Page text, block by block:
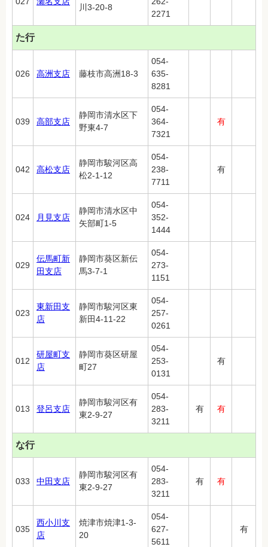
川3-20-8
2271
た行
026 高洲支店 藤枝市高洲18-3
054-
635-
8281
039 高部支店
静岡市清水区下
野東4-7
054-
364-
7321
有
042 高松支店
静岡市駿河区高
松2-1-12
054-
238-
7711
有
024 月見支店
静岡市清水区中
矢部町1-5
054-
352-
1444
029
伝馬町新
田支店
静岡市葵区新伝
馬3-7-1
054-
273-
1151
023
東新田支
店
静岡市駿河区東
新田4-11-22
054-
257-
0261
012
研屋町支
店
静岡市葵区研屋
町27
054-
253-
0131
有
013 登呂支店
静岡市駿河区有
東2-9-27
054-
283-
3211
有 有
な行
033 中田支店
静岡市駿河区有
東2-9-27
054-
283-
3211
有 有
035
西小川支
店
焼津市焼津1-3-
20
054-
627-
5611
有